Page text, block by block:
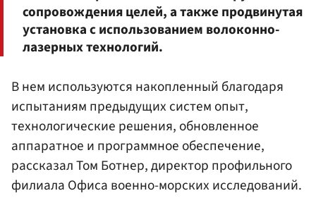
сопровождения целей, а также продвинутая
установка с использованием волоконно-
лазерных технологий.
В нем используются накопленный благодаря
испытаниям предыдущих систем опыт,
технологические решения, обновленное
аппаратное и программное обеспечение,
рассказал Том Ботнер, директор профильного
филиала Офиса военно-морских исследований.